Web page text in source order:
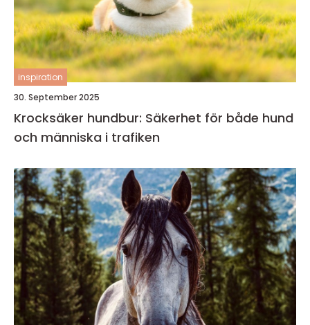
inspiration
30. September 2025
Krocksäker hundbur: Säkerhet för både hund
och människa i trafiken